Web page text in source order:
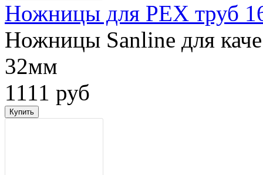
Ножницы для PEX труб
Ножницы Sanline для
32мм
1111 руб